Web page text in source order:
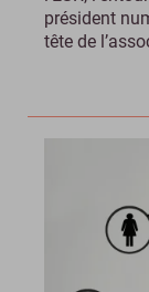
président
tête de